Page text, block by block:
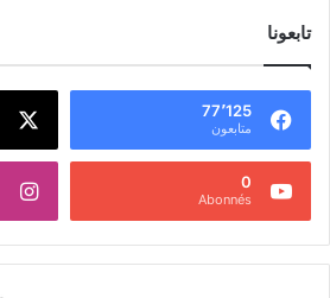
تابعونا
77٬125
متابعون
0
Abonnés